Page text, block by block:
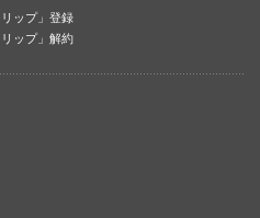
ップ」登録
ップ」解約